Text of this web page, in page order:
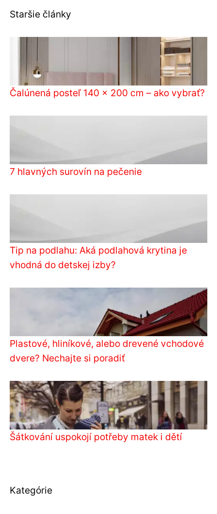
Staršie články
Čalúnená posteľ 140 x 200 cm – ako vybrať?
7 hlavných surovín na pečenie
Tip na podlahu: Aká podlahová krytina je
vhodná do detskej izby?
Plastové, hliníkové, alebo drevené vchodové
dvere? Nechajte si poradiť
Šátkování uspokojí potřeby matek i dětí
Kategórie